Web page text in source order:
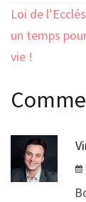
de
l’article
Loi de
un temps
vie !